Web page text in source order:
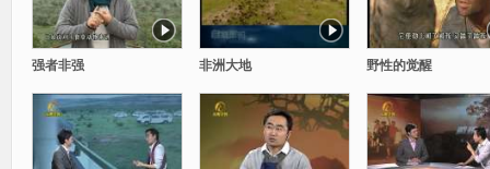
强者非强 非洲大地 野性的觉醒